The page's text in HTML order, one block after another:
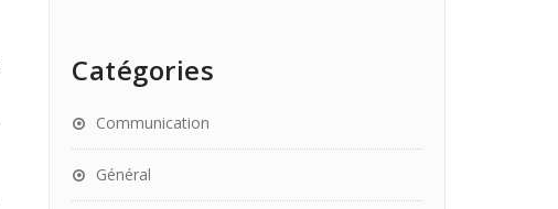
Catégories
Communication
Général